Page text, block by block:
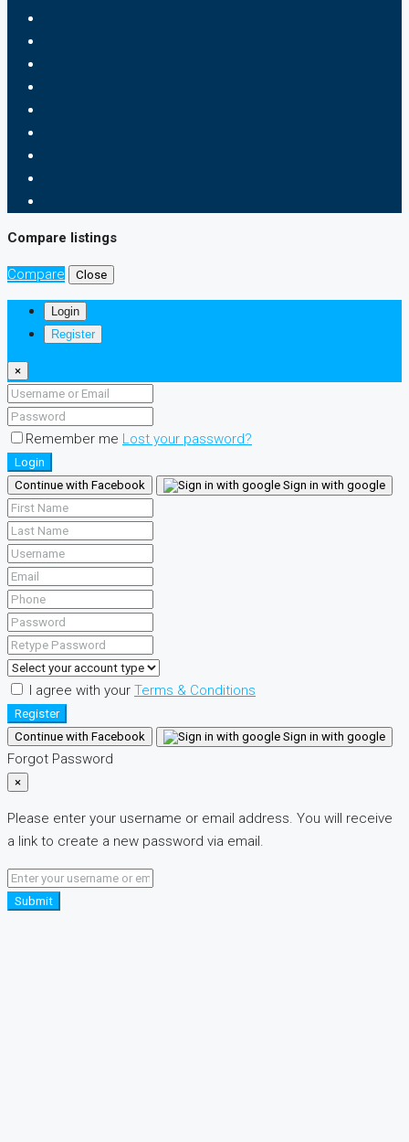
Compare listings
Compare Close
Login
Register
×
Remember me Lost your password?
Login
Continue with Facebook
Sign in with google
I agree with your Terms & Conditions
Register
Continue with Facebook
Sign in with google
Forgot Password
×
Please enter your username or email address. You will receive
a link to create a new password via email.
Submit